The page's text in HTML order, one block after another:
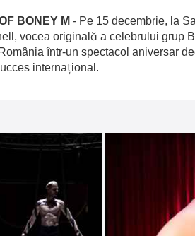
BONEY M - Pe 15 decembrie, la
vocea originală a celebrului grup
într-un spectacol aniversar
internațional.